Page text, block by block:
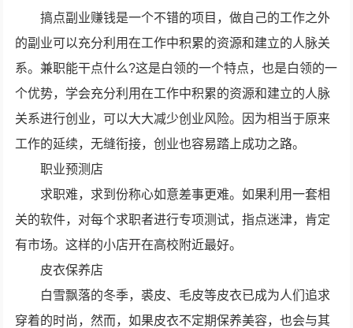
搞点副业赚钱是一个不错的项目，做自己的工作之外
的副业可以充分利用在工作中积累的资源和建立的人脉关
系。兼职能干点什么?这是白领的一个特点，也是白领的一
个优势，学会充分利用在工作中积累的资源和建立的人脉
关系进行创业，可以大大减少创业风险。因为相当于原来
工作的延续，无缝衔接，创业也容易踏上成功之路。
职业预测店
求职难，求到份称心如意差事更难。如果利用一套相
关的软件，对每个求职者进行专项测试，指点迷津，肯定
有市场。这样的小店开在高校附近最好。
皮衣保养店
白雪飘落的冬季，裘皮、毛皮等皮衣已成为人们追求
穿着的时尚，然而，如果皮衣不定期保养美容，也会与其